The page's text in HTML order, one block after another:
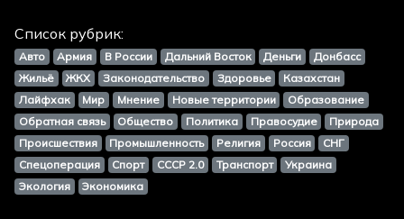
Список рубрик:
Авто Армия В России Дальний Восток Деньги
Донбасс
Жильё
ЖКХ Законодательство Здоровье
Казахстан
Лайфхак
Мир Мнение Новые территории
Образование
Обратная связь
Общество Политика Правосудие
Природа
Происшествия
Промышленность Религия Россия
СНГ
Спецоперация
Спорт СССР 2.0 Транспорт
Украина
Экология
Экономика